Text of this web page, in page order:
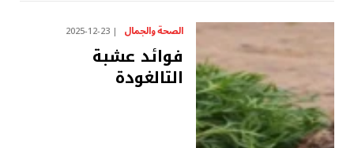
الصحة والجمال 2025-12-23
فوائد عشبة
التالغودة